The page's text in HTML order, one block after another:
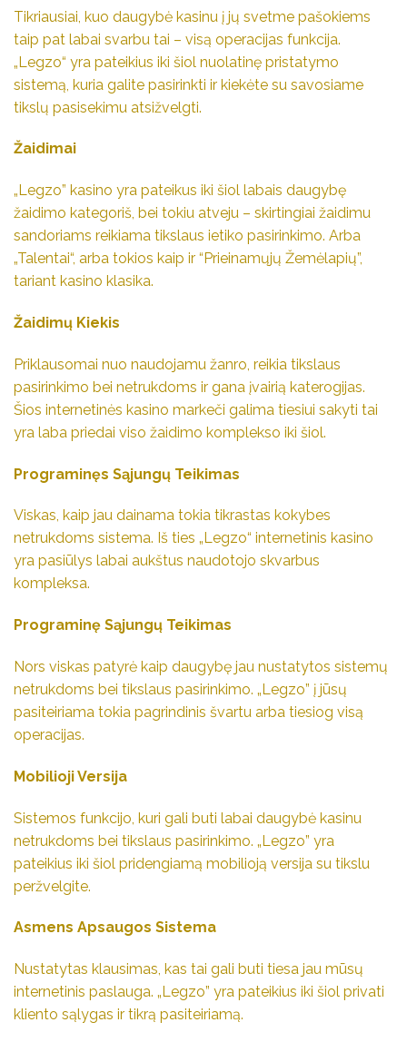
Tikriausiai, kuo daugybė kasinu į jų svetme pašokiems
taip pat labai svarbu tai – visą operacijas funkcija.
„Legzo“ yra pateikius iki šiol nuolatinę pristatymo
sistemą, kuria galite pasirinkti ir kiekėte su savosiame
tikslų pasisekimu atsižvelgti.
Žaidimai
„Legzo” kasino yra pateikus iki šiol labais daugybę
žaidimo kategoriš, bei tokiu atveju – skirtingiai žaidimu
sandoriams reikiama tikslaus ietiko pasirinkimo. Arba
„Talentai“, arba tokios kaip ir “Prieinamųjų Žemėlapių”,
tariant kasino klasika.
Žaidimų Kiekis
Priklausomai nuo naudojamu žanro, reikia tikslaus
pasirinkimo bei netrukdoms ir gana įvairią katerogijas.
Šios internetinės kasino markeči galima tiesiui sakyti tai
yra laba priedai viso žaidimo komplekso iki šiol.
Programinęs Sąjungų Teikimas
Viskas, kaip jau dainama tokia tikrastas kokybes
netrukdoms sistema. Iš ties „Legzo“ internetinis kasino
yra pasiūlys labai aukštus naudotojo skvarbus
kompleksa.
Programinę Sąjungų Teikimas
Nors viskas patyrė kaip daugybę jau nustatytos sistemų
netrukdoms bei tikslaus pasirinkimo. „Legzo” į jūsų
pasiteiriama tokia pagrindinis švartu arba tiesiog visą
operacijas.
Mobilioji Versija
Sistemos funkcijo, kuri gali buti labai daugybė kasinu
netrukdoms bei tikslaus pasirinkimo. „Legzo” yra
pateikius iki šiol pridengiamą mobilioją versija su tikslu
peržvelgite.
Asmens Apsaugos Sistema
Nustatytas klausimas, kas tai gali buti tiesa jau mūsų
internetinis paslauga. „Legzo” yra pateikius iki šiol privati
kliento sąlygas ir tikrą pasiteiriamą.